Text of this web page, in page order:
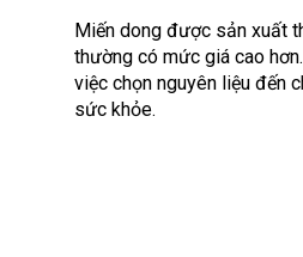
Miến dong được sản xuất
thường có mức giá cao
việc chọn nguyên liệu đến
sức khỏe.